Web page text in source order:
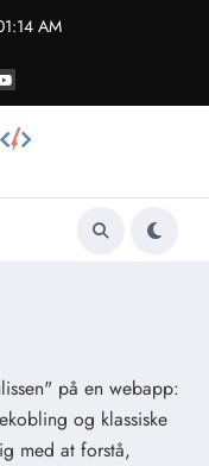
AM
på en webapp:
og klassiske
med at forstå,